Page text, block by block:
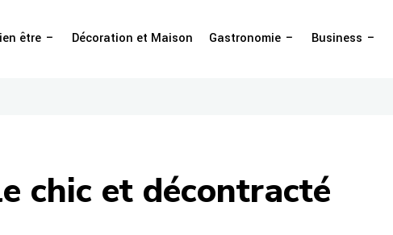
être Décoration et Maison Gastronomie Business
chic et décontracté